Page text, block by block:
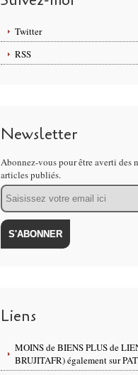
Twitter
RSS
Newsletter
Abonnez-vous pour être averti des
articles publiés.
Email
Liens
MOINS de BIENS PLUS de
BRUJITAFR) également sur